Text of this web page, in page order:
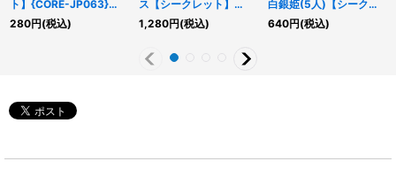
ト】{CORE-JP063}
《魔法》
280円(税込)
ス【シークレット】
{SECE-JP019}《モンス
ター》
1,280円(税込)
白銀姫(5人)【シークレ
ット】{QCAC-JP011}
《モンスター》
640円(税込)